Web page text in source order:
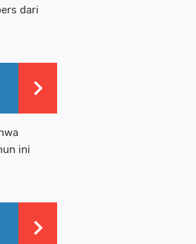
dari
ini